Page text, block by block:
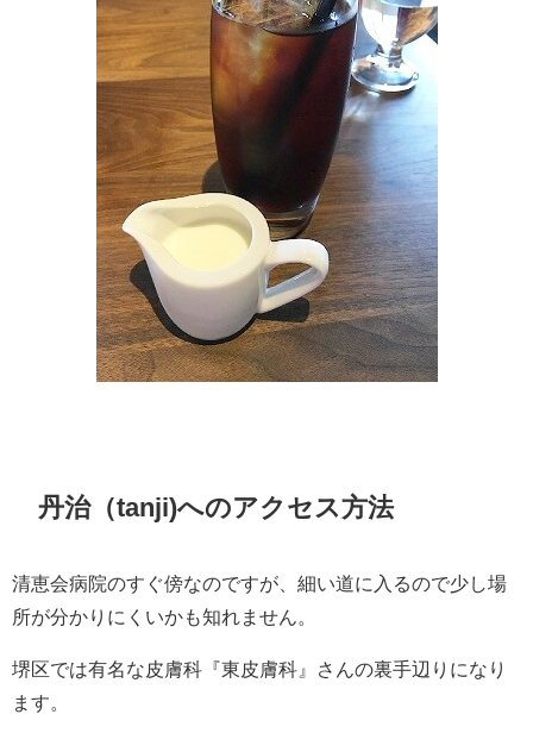
丹治（tanji)へのアクセス方法
清恵会病院のすぐ傍なのですが、細い道に入るので少し場
所が分かりにくいかも知れません。
堺区では有名な皮膚科『東皮膚科』さんの裏手辺りになり
ます。